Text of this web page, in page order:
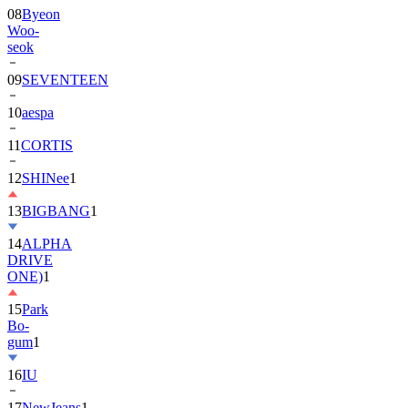
08Byeon
Woo-
seok
09SEVENTEEN
10aespa
11CORTIS
12SHINee1
13BIGBANG1
14ALPHA
DRIVE
ONE)1
15Park
Bo-
gum1
16IU